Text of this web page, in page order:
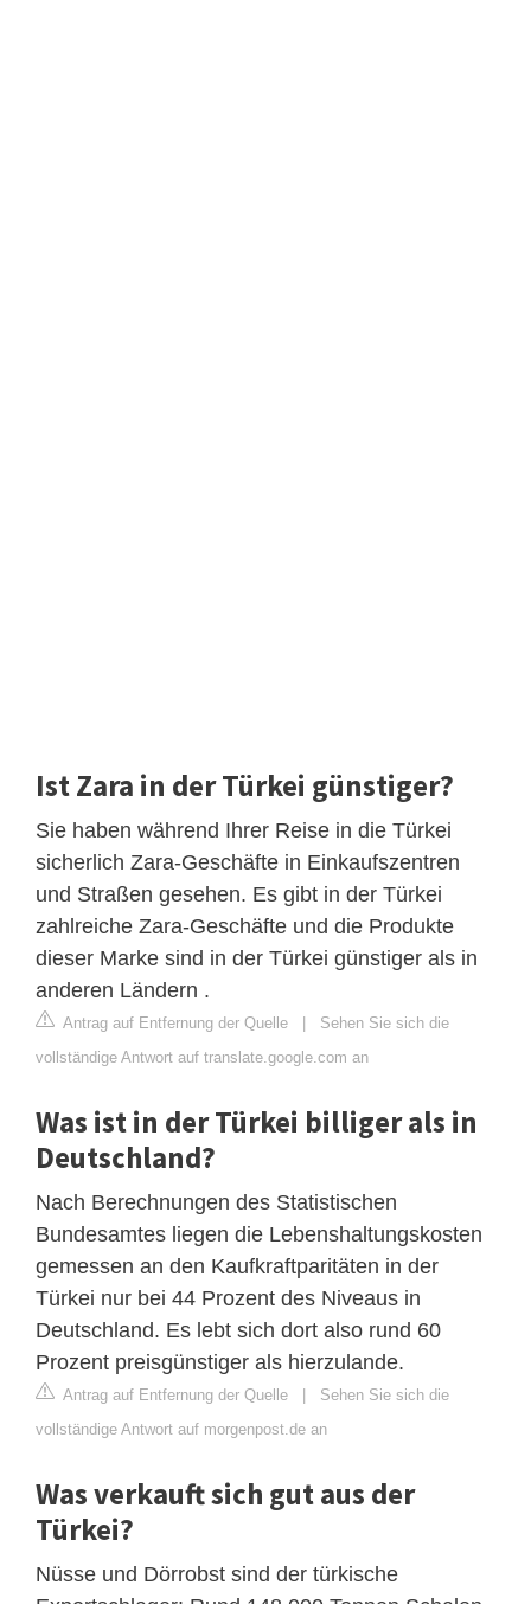
Ist Zara in der Türkei günstiger?
Sie haben während Ihrer Reise in die Türkei
sicherlich Zara-Geschäfte in Einkaufszentren
und Straßen gesehen. Es gibt in der Türkei
zahlreiche Zara-Geschäfte und die Produkte
dieser Marke sind in der Türkei günstiger als in
anderen Ländern .
Antrag auf Entfernung der Quelle | Sehen Sie sich die
vollständige Antwort auf translate.google.com an
Was ist in der Türkei billiger als in
Deutschland?
Nach Berechnungen des Statistischen
Bundesamtes liegen die Lebenshaltungskosten
gemessen an den Kaufkraftparitäten in der
Türkei nur bei 44 Prozent des Niveaus in
Deutschland. Es lebt sich dort also rund 60
Prozent preisgünstiger als hierzulande.
Antrag auf Entfernung der Quelle | Sehen Sie sich die
vollständige Antwort auf morgenpost.de an
Was verkauft sich gut aus der
Türkei?
Nüsse und Dörrobst sind der türkische